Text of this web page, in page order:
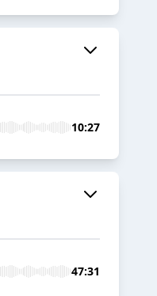
10:27
47:31